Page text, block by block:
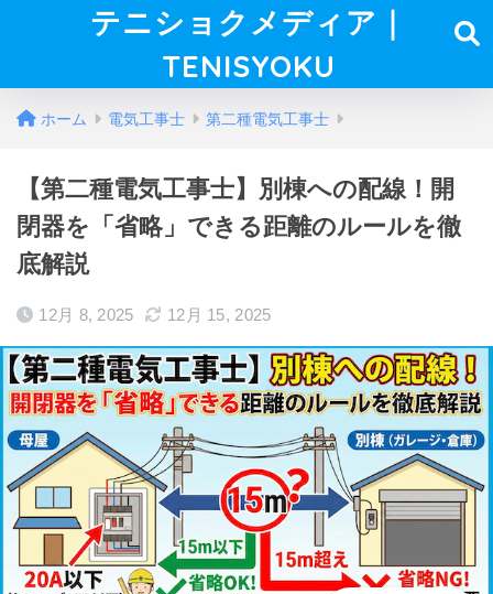
テニショクメディア｜
TENISYOKU
ホーム 電気工事士 第二種電気工事士
【第二種電気工事士】別棟への配線！開
閉器を「省略」できる距離のルールを徹
底解説
12月 8, 2025 12月 15, 2025